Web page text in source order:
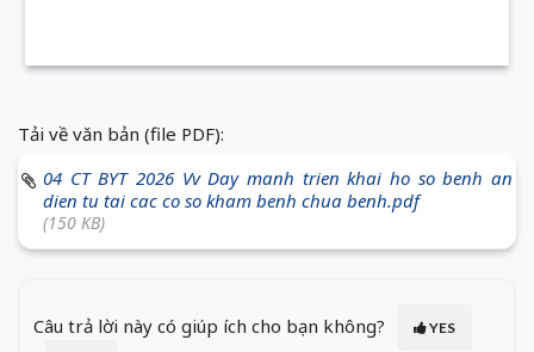
Tải về văn bản (file PDF):
04 CT BYT 2026 Vv Day manh trien khai ho so benh an
dien tu tai cac co so kham benh chua benh.pdf
(150 KB)
Câu trả lời này có giúp ích cho bạn không?
YES